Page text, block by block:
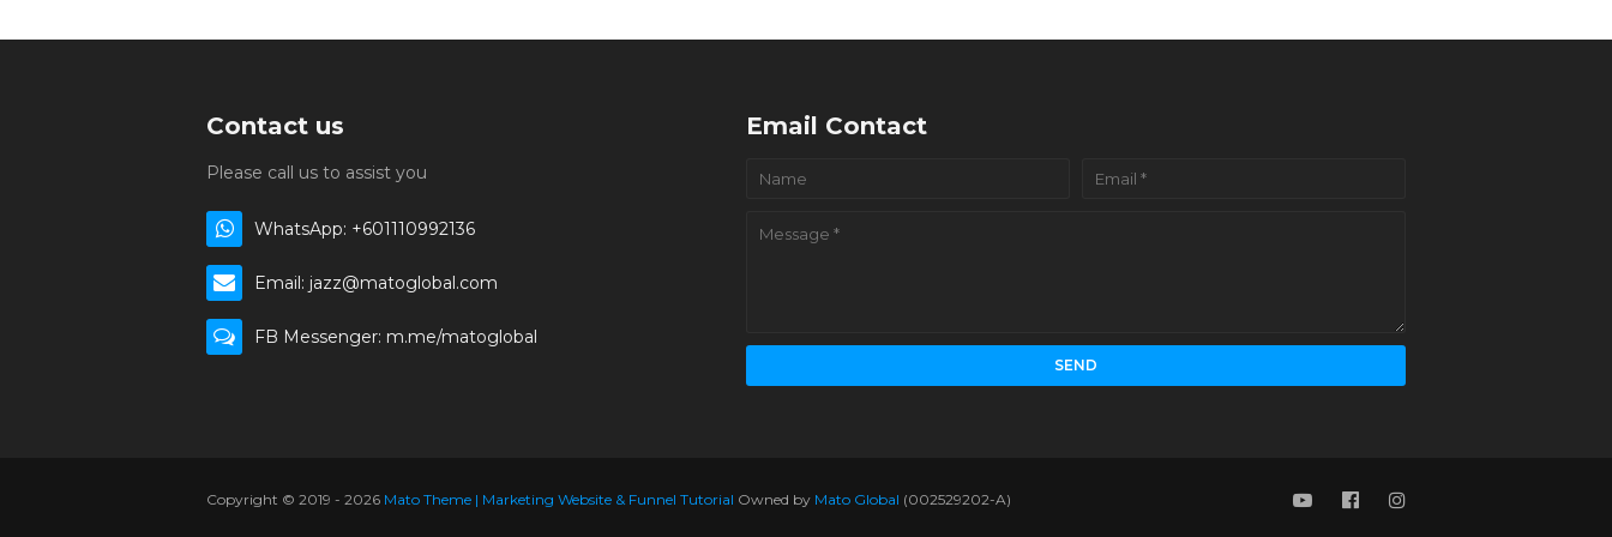
Contact us
Please call us to assist you
WhatsApp: +601110992136
Email: jazz@matoglobal.com
FB Messenger: m.me/matoglobal
Email Contact
Copyright © 2019 - 2026 Mato Theme | Marketing Website & Funnel Tutorial Owned by Mato Global (002529202-A)